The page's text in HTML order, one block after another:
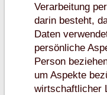
Verarbeitung
darin besteht,
Daten
persönliche
Person
um Aspekte
wirtschaftlicher